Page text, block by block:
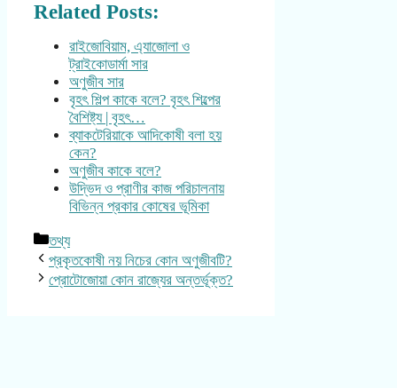
Related Posts:
রাইজোবিয়াম, এ্যাজোলা ও
ট্রাইকোডার্মা সার
অণুজীব সার
বৃহৎ শিল্প কাকে বলে? বৃহৎ শিল্পের
বৈশিষ্ট্য | বৃহৎ…
ব্যাকটেরিয়াকে আদিকোষী বলা হয়
কেন?
অণুজীব কাকে বলে?
উদ্ভিদ ও প্রাণীর কাজ পরিচালনায়
বিভিন্ন প্রকার কোষের ভূমিকা
Categories
তথ্য
প্রকৃতকোষী নয় নিচের কোন অণুজীবটি?
প্রোটোজোয়া কোন রাজ্যের অন্তর্ভূক্ত?